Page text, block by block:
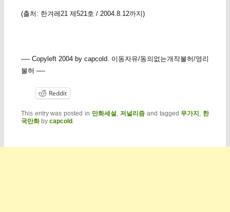
(출처: 한겨레21 제521호 / 2004.8.12까지)
—- Copyleft 2004 by capcold. 이동자유/동의없는개작불허/영리
불허 —-
Reddit
This entry was posted in 만화세설 저널리즘and tagged 무가지
한
국만화by capcold.